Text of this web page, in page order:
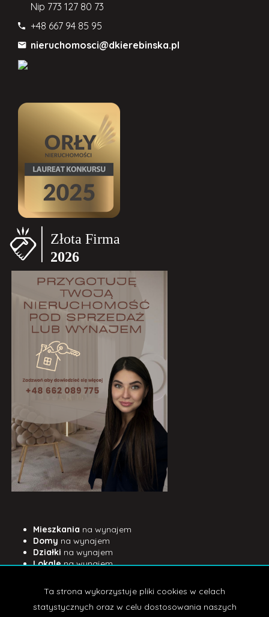
Nip 773 127 80 73
+48 667 94 85 95
nieruchomosci@dkierebinska.pl
Mieszkania na wynajem
Domy na wynajem
Działki na wynajem
Lokalena wynajem
Obiekty
na wynajem
Mieszkaniana sprzedaż
Ta strona wykorzystuje pliki cookies w celach
statystycznych oraz w celu dostosowania naszych